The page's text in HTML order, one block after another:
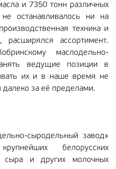
и 7350 тонн различных
останавливалось ни на
техника и
расширялся ассортимент.
маслодельно-
ведущие позиции в
их и в наше время не
далеко за её пределами.
сыродельный завод»
белорусских
сыра и других молочных